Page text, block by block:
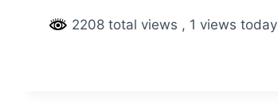
2208 total views , 1 views today